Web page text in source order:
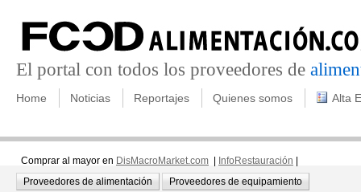
El portal con todos los proveedores de
Home Noticias Reportajes Quienes somos Alta
Comprar al mayor en DisMacroMarket.com InfoRestauración
Proveedores de alimentación
Proveedores de equipamiento